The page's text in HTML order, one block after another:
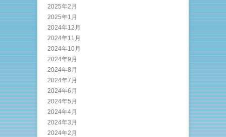
2025年2月
2025年1月
2024年12月
2024年11月
2024年10月
2024年9月
2024年8月
2024年7月
2024年6月
2024年5月
2024年4月
2024年3月
2024年2月